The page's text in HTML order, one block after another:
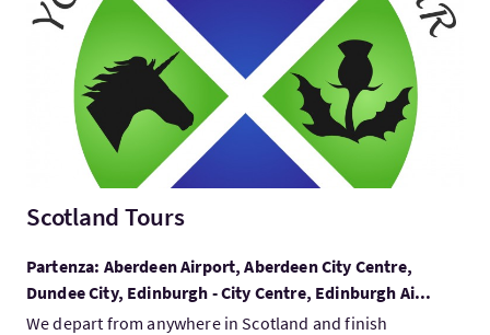
Scotland Tours
Partenza: Aberdeen Airport, Aberdeen City Centre,
Dundee City, Edinburgh - City Centre, Edinburgh Ai...
We depart from anywhere in Scotland and finish